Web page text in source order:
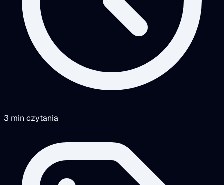
3 min czytania